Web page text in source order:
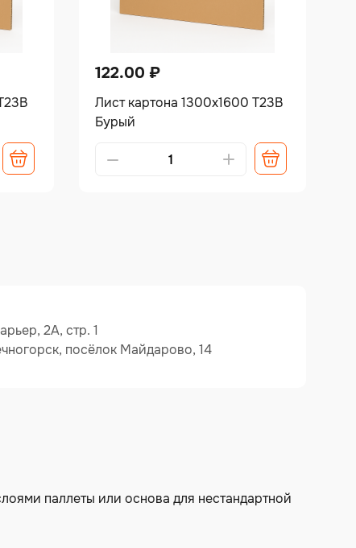
122.00 ₽
Лист картона 1300х1600 Т23В
Бурый
2А, стр. 1
посёлок Майдарово, 14
паллеты или основа для нестандартной